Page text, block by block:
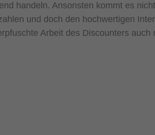
handeln. Ansonsten kommt es
und doch den hochwertigen
Arbeit des Discounters auch